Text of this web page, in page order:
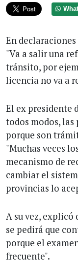
En
"Va a salir una
tránsito, por
licencia no va a
El ex presidente
todos modos,
porque son
"Muchas veces
mecanismo de
cambiar el
provincias lo
A su vez, explicó
se pedirá que
porque el
frecuente".